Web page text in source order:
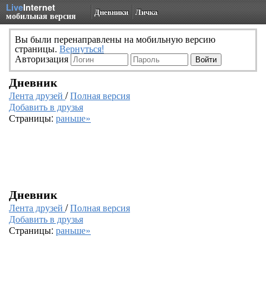
LiveInternet
мобильная версия Дневники Личка
Вы были перенаправлены на мобильную версию
страницы. Вернуться!
Авторизация
Дневник
Лента друзей /Полная версия
Добавить в друзья
Страницы: раньше»
Дневник
Лента друзей /Полная версия
Добавить в друзья
Страницы: раньше»